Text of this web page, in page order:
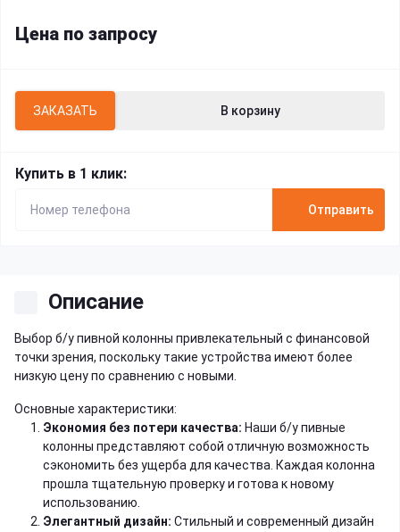
Цена по запросу
ЗАКАЗАТЬ В корзину
Купить в 1 клик:
Отправить
Описание
Выбор б/у пивной колонны привлекательный с финансовой
точки зрения, поскольку такие устройства имеют более
низкую цену по сравнению с новыми.
Основные характеристики:
Экономия без потери качества: Наши б/у пивные
колонны представляют собой отличную возможность
сэкономить без ущерба для качества. Каждая колонна
прошла тщательную проверку и готова к новому
использованию.
Элегантный дизайн: Стильный и современный дизайн